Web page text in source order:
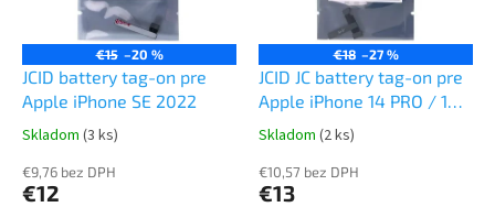
€15 –20 %
JCID battery tag-on pre
Apple iPhone SE 2022
Skladom (3 ks)
€9,76 bez DPH
€12
€18 –27 %
JCID JC battery tag-on pre
Apple iPhone 14 PRO / 14
PRO MAX
Skladom (2 ks)
€10,57 bez DPH
€13